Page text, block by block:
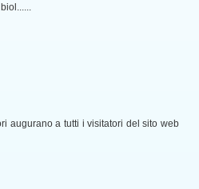
augurano a tutti i visitatori del sito web